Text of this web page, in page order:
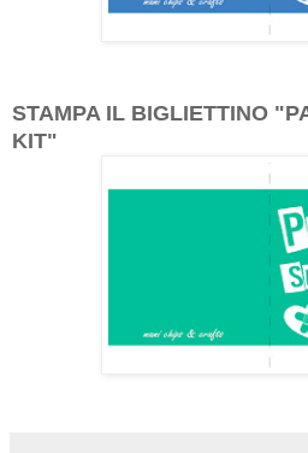
STAMPA IL BIGLIETTINO
KIT"